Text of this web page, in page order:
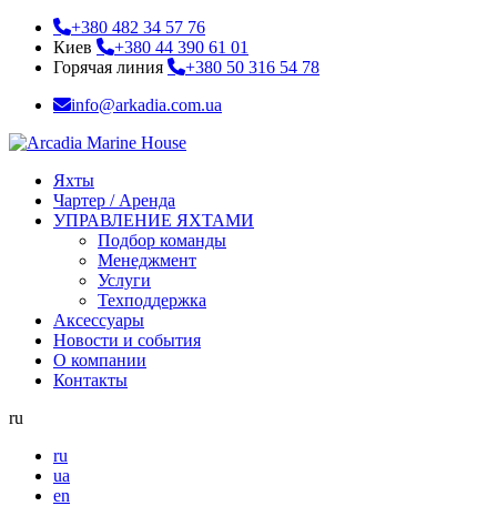
+380 482 34 57 76
Киев
+380 44 390 61 01
Горячая линия
+380 50 316 54 78
info@arkadia.com.ua
Яхты
Чартер / Аренда
УПРАВЛЕНИЕ ЯХТАМИ
Подбор команды
Менеджмент
Услуги
Техподдержка
Аксессуары
Новости и события
О компании
Контакты
ru
ru
ua
en